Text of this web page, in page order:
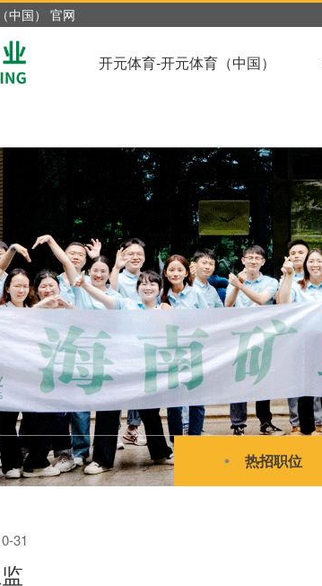
中国） 官网
开元体育-开元体育（中国）
热招职位
31